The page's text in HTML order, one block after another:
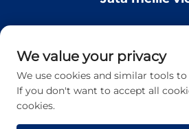
Tekijänoikeus © 2026 Tianjin
We value your privacy
We use cookies and similar tools
If you don't want to accept all
cookies.